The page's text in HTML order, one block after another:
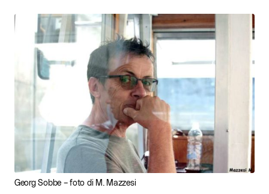
Georg Sobbe – foto di M. Mazzesi